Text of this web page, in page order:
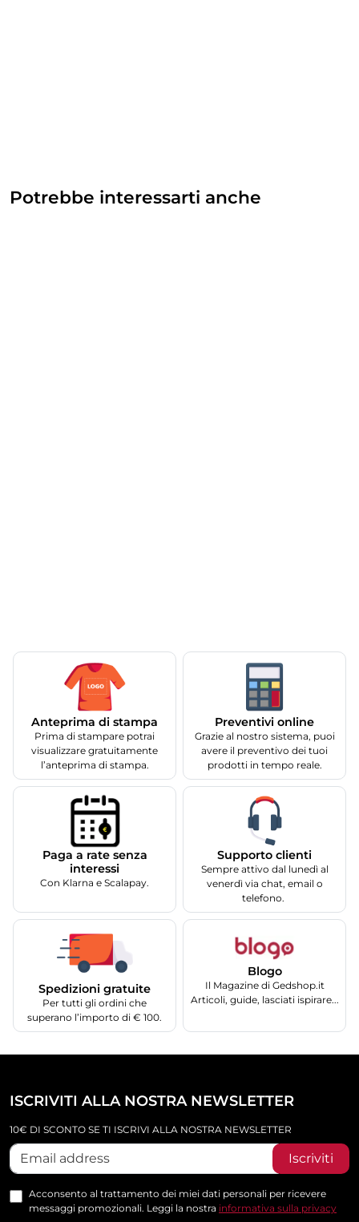
Potrebbe interessarti anche
Anteprima di stampa
Prima di stampare potrai
visualizzare gratuitamente
l’anteprima di stampa.
Preventivi online
Grazie al nostro sistema, puoi
avere il preventivo dei tuoi
prodotti in tempo reale.
Paga a rate senza
interessi
Con Klarna e Scalapay.
Supporto clienti
Sempre attivo dal lunedì al
venerdì via chat, email o
telefono.
Spedizioni gratuite
Per tutti gli ordini che
superano l’importo di € 100.
Blogo
Il Magazine di Gedshop.it
Articoli, guide, lasciati ispirare...
ISCRIVITI ALLA NOSTRA NEWSLETTER
10€ DI SCONTO SE TI ISCRIVI ALLA NOSTRA NEWSLETTER
Iscriviti
Acconsento al trattamento dei miei dati personali per ricevere
messaggi promozionali. Leggi la nostra informativa sulla privacy